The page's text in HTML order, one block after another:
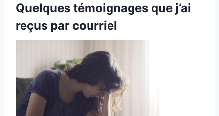
Quelques témoignages que j’ai
reçus par courriel